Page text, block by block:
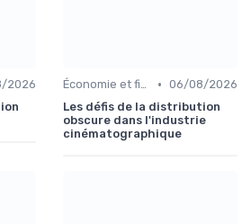
2026
Économie et financement des films • 06/08/2026
Les défis de la distribution
obscure dans l'industrie
cinématographique